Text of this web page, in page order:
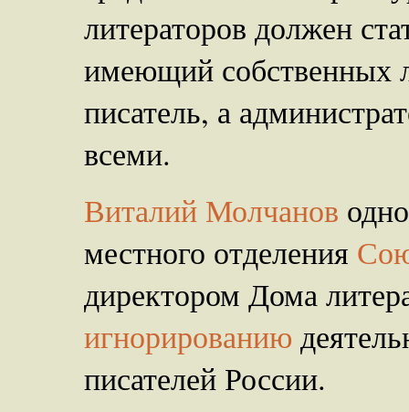
литераторов должен
имеющий собственных
писатель, а
всеми.
Виталий Молчанов
местного отделения
директором Дома
игнорированию
писателей России.